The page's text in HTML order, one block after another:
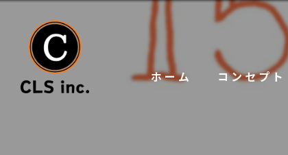
ホーム コンセプト